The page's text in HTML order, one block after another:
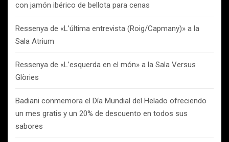
con jamón ibérico de bellota para cenas
Ressenya de «L’última entrevista (Roig/Capmany)» a la
Sala Atrium
Ressenya de «L’esquerda en el món» a la Sala Versus
Glòries
Badiani conmemora el Día Mundial del Helado ofreciendo
un mes gratis y un 20% de descuento en todos sus
sabores